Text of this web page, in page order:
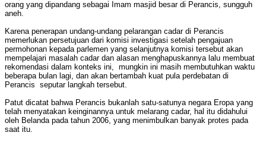
orang yang dipandang sebagai Imam masjid besar di Perancis, sungguh
aneh.
Karena penerapan undang-undang pelarangan cadar di Perancis
memerlukan persetujuan dari komisi investigasi setelah pengajuan
permohonan kepada parlemen yang selanjutnya komisi tersebut akan
mempelajari masalah cadar dan alasan menghapuskannya lalu membuat
rekomendasi dalam konteks ini, mungkin ini masih membutuhkan waktu
beberapa bulan lagi, dan akan bertambah kuat pula perdebatan di
Perancis seputar langkah tersebut.
Patut dicatat bahwa Perancis bukanlah satu-satunya negara Eropa yang
telah menyatakan keinginannya untuk melarang cadar, hal itu didahului
oleh Belanda pada tahun 2006, yang menimbulkan banyak protes pada
saat itu.